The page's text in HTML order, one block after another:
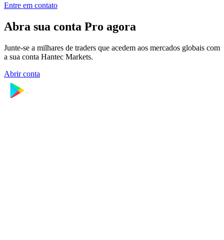
Entre em contato
Abra sua conta Pro agora
Junte-se a milhares de traders que acedem aos mercados globais com
a sua conta Hantec Markets.
Abrir conta